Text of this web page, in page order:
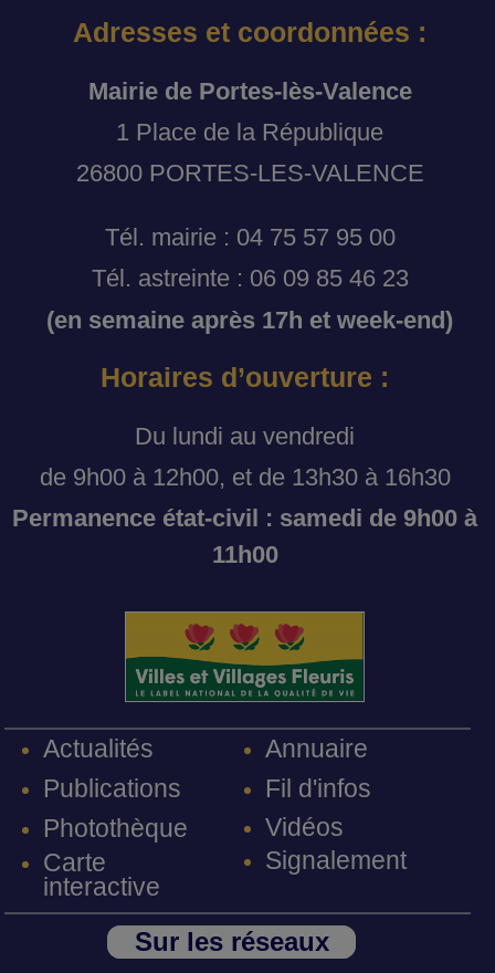
Adresses et coordonnées :
Mairie de Portes-lès-Valence
1 Place de la République
26800 PORTES-LES-VALENCE
Tél. mairie : 04 75 57 95 00
Tél. astreinte : 06 09 85 46 23
(en semaine après 17h et week-end)
Horaires d’ouverture :
Du lundi au vendredi
de 9h00 à 12h00, et de 13h30 à 16h30
Permanence état-civil : samedi de 9h00 à
11h00
Actualités
Publications
Photothèque
Carte
interactive
Annuaire
Fil d'infos
Vidéos
Signalement
Sur les réseaux